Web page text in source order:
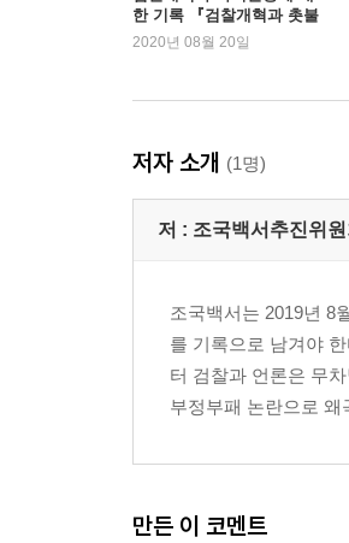
1장 조국 가족 관련 언론
―위장매매 의혹 보도
―부산대 의전원 장학금 의
―검찰발 ‘단독’으로 얼룩
―서울대 환경대학원 장학
한 기록 『검찰개혁과 촛불
시민』 1위
2020년 08월 20일
저자 소개 (1명)
저 : 조국백서추진위원
조국백서는 2019년 8
를 기록으로 남겨야
터 검찰과 언론은 무
부정부패 논란으로 왜
만든 이 코멘트